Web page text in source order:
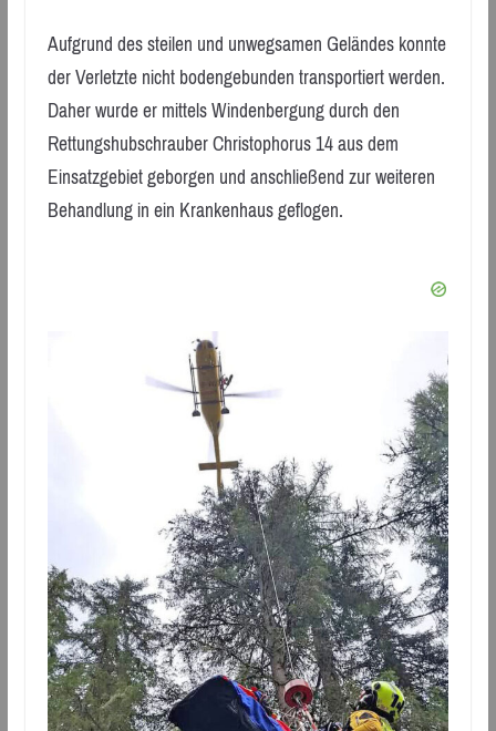
Aufgrund des steilen und unwegsamen Geländes konnte
der Verletzte nicht bodengebunden transportiert werden.
Daher wurde er mittels Windenbergung durch den
Rettungshubschrauber Christophorus 14 aus dem
Einsatzgebiet geborgen und anschließend zur weiteren
Behandlung in ein Krankenhaus geflogen.